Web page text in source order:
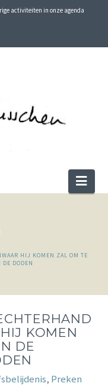
activiteiten in onze agenda
HIJ KOMEN ZAL OM TE
DE DODEN
KOMEN
DE
, Preken